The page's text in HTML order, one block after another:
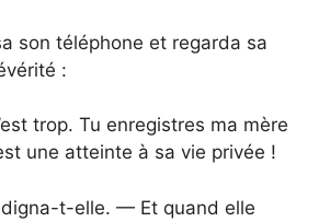
son téléphone et regarda sa
:
trop. Tu enregistres ma mère
une atteinte à sa vie privée !
t-elle. — Et quand elle